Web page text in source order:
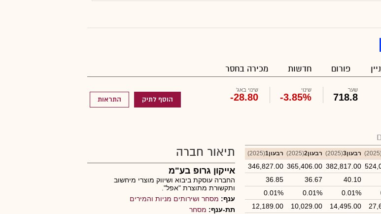
פורום חדשות מכירה בחסר
שער
718.8
שינוי
-3.85%
שינוי באג'
-28.80 הוסף לתיק התראות
רבעון3 (2025) רבעון2 (2025) רבעון1 (2025)
382,817.00
365,406.00
346,827.00
40.10
36.67
36.85
0.01%
0.01%
0.01%
14,495.00
10,029.00
12,189.00
תיאור חברה
אייקון גרופ בע"מ
החברה עוסקת ביבוא ושיווק מוצרי מיחשוב
ותקשורת מתוצרת "אפל".
ענף: מסחר ושירותים מניות והמירים
תת-ענף: מסחר